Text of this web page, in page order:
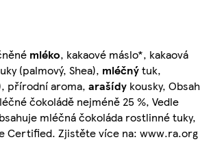
mléko, kakaové máslo*, kakaová
(palmový, Shea), mléčnýtuk,
přírodní aroma, arašídy kousky, Obsah
čokoládě nejméně 25 %, Vedle
mléčná čokoláda rostlinné tuky,
Certified. Zjistěte více na: www.ra.org